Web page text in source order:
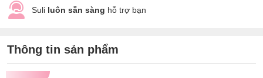
Suli luôn sẵn sàng hỗ trợ bạn
Thông tin sản phẩm